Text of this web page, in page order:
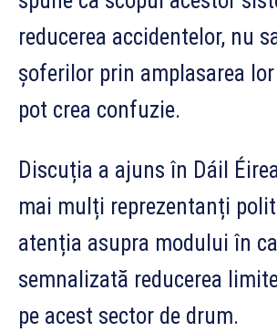
reducerea accidentelor, nu
șoferilor prin amplasarea
pot crea confuzie.
Discuția a ajuns în Dáil
mai mulți reprezentanți
atenția asupra modului în
semnalizată reducerea
pe acest sector de drum.